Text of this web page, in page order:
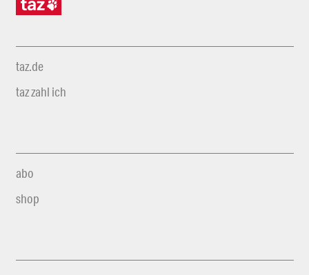
taz.de
taz zahl ich
abo
shop